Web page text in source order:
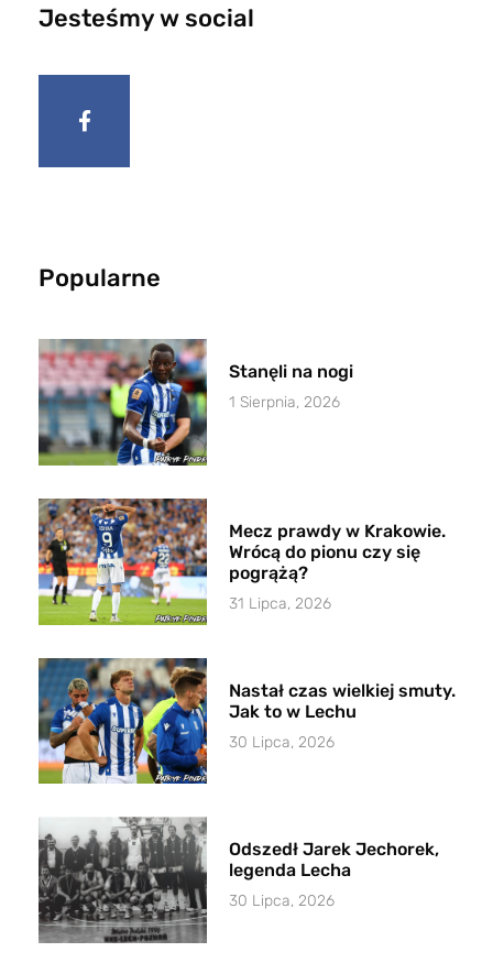
Jesteśmy w social
Popularne
Stanęli na nogi
1 Sierpnia, 2026
Mecz prawdy w Krakowie.
Wrócą do pionu czy się
pogrążą?
31 Lipca, 2026
Nastał czas wielkiej smuty.
Jak to w Lechu
30 Lipca, 2026
Odszedł Jarek Jechorek,
legenda Lecha
30 Lipca, 2026